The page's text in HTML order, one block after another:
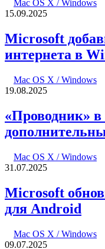
Mac OS X / Windows
15.09.2025
Microsoft
интернета в
Mac OS X / Windows
19.08.2025
«Проводник»
Mac OS X / Windows
31.07.2025
Microsoft
для Android
Mac OS X / Windows
09.07.2025